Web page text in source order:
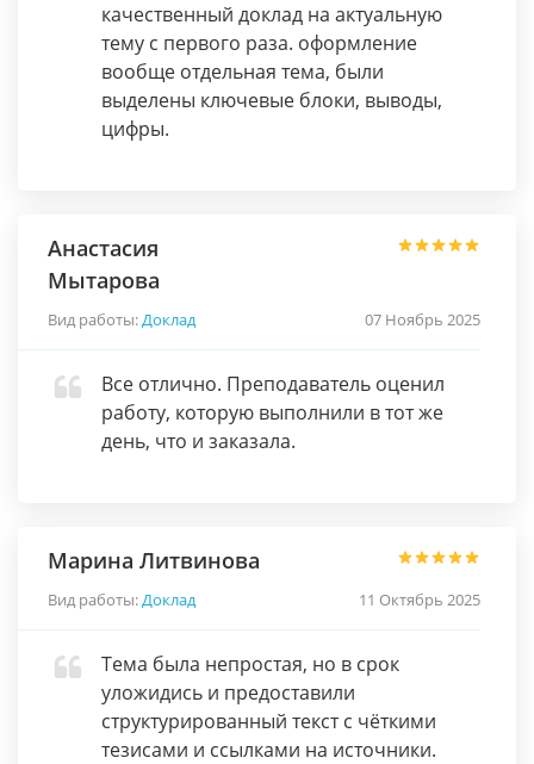
качественный доклад на актуальную
тему с первого раза. оформление
вообще отдельная тема, были
выделены ключевые блоки, выводы,
цифры.
Анастасия
Мытарова
Вид работы:Доклад 07 Ноябрь 2025
Все отлично. Преподаватель оценил
работу, которую выполнили в тот же
день, что и заказала.
Марина Литвинова
Вид работы:Доклад 11 Октябрь 2025
Тема была непростая, но в срок
уложидись и предоставили
структурированный текст с чёткими
тезисами и ссылками на источники.